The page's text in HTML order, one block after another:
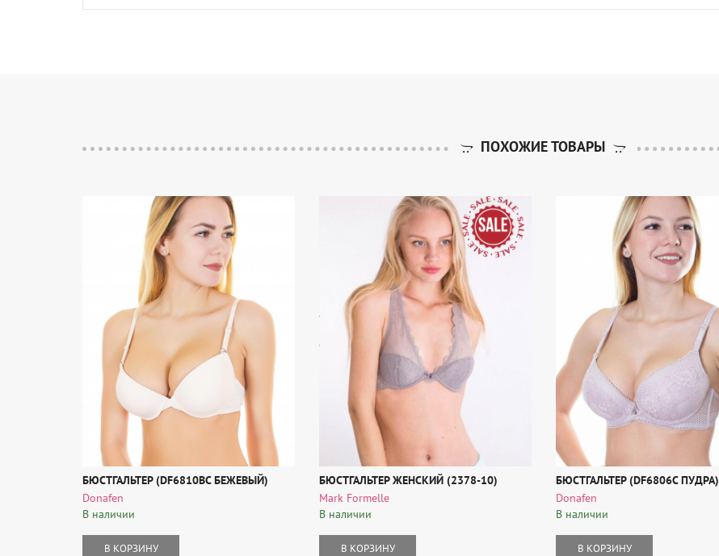
ПОХОЖИЕ ТОВАРЫ
БЮСТГАЛЬТЕР (DF6810BC БЕЖЕВЫЙ)
Donafen
В наличии
В КОРЗИНУ
БЮСТГАЛЬТЕР ЖЕНСКИЙ (2378-10)
Mark Formelle
В наличии
В КОРЗИНУ
БЮСТГАЛЬТЕР (DF6806C ПУДРА)
Donafen
В наличии
В КОРЗИНУ